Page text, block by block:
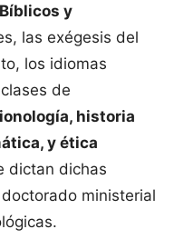
y
las exégesis del
los idiomas
de
historia
y ética
dictan dichas
ministerial